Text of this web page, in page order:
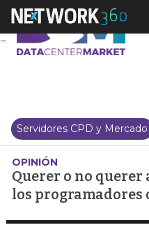
Servidores CPD y Mercado
OPINIÓN
Querer o no querer
los programadores